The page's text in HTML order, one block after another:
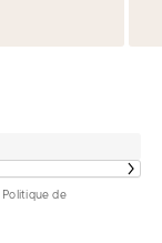
Politique de